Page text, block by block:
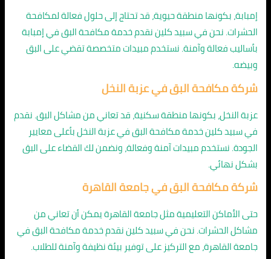
إمبابة، بكونها منطقة حيوية، قد تحتاج إلى حلول فعالة لمكافحة
الحشرات. نحن في سبيد كلين نقدم خدمة مكافحة البق في إمبابة
بأساليب فعالة وآمنة. نستخدم مبيدات متخصصة تقضي على البق
وبيضه.
شركة مكافحة البق في عزبة النخل
عزبة النخل، بكونها منطقة سكنية، قد تعاني من مشاكل البق. نقدم
في سبيد كلين خدمة مكافحة البق في عزبة النخل بأعلى معايير
الجودة. نستخدم مبيدات آمنة وفعالة، ونضمن لك القضاء على البق
بشكل نهائي.
شركة مكافحة البق في جامعة القاهرة
حتى الأماكن التعليمية مثل جامعة القاهرة يمكن أن تعاني من
مشاكل الحشرات. نحن في سبيد كلين نقدم خدمة مكافحة البق في
جامعة القاهرة، مع التركيز على توفير بيئة نظيفة وآمنة للطلاب.